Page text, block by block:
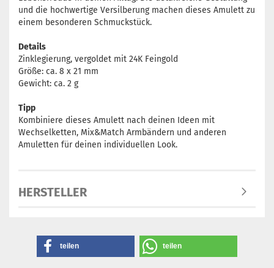
und die hochwertige Versilberung machen dieses Amulett zu
einem besonderen Schmuckstück.
Details
Zinklegierung, vergoldet mit 24K Feingold
Größe: ca. 8 x 21 mm
Gewicht: ca. 2 g
Tipp
Kombiniere dieses Amulett nach deinen Ideen mit
Wechselketten, Mix&Match Armbändern und anderen
Amuletten für deinen individuellen Look.
HERSTELLER
teilen teilen